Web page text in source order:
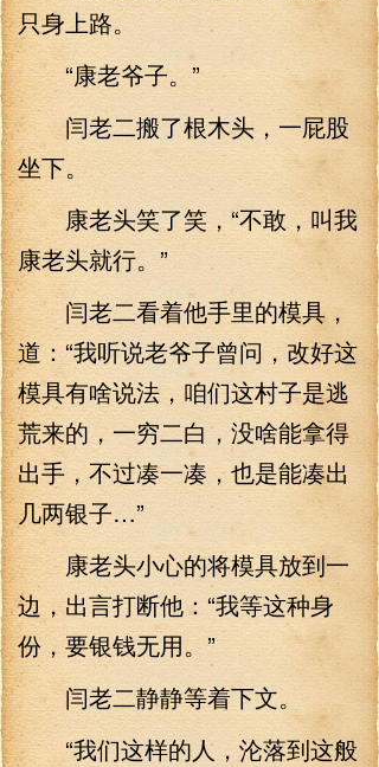
只身上路。
“康老爷子。”
闫老二搬了根木头，一屁股
坐下。
康老头笑了笑，“不敢，叫我
康老头就行。”
闫老二看着他手里的模具，
道：“我听说老爷子曾问，改好这
模具有啥说法，咱们这村子是逃
荒来的，一穷二白，没啥能拿得
出手，不过凑一凑，也是能凑出
几两银子…”
康老头小心的将模具放到一
边，出言打断他：“我等这种身
份，要银钱无用。”
闫老二静静等着下文。
“我们这样的人，沦落到这般